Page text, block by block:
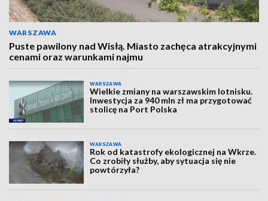
WARSZAWA
Puste pawilony nad Wisłą. Miasto zachęca atrakcyjnymi
cenami oraz warunkami najmu
WARSZAWA
Wielkie zmiany na warszawskim lotnisku.
Inwestycja za 940 mln zł ma przygotować
stolicę na Port Polska
WARSZAWA
Rok od katastrofy ekologicznej na Wkrze.
Co zrobiły służby, aby sytuacja się nie
powtórzyła?